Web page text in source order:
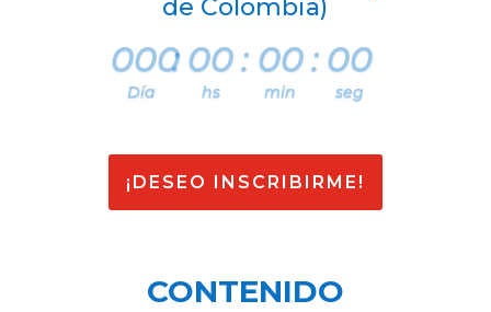
de Colombia)
000
Día
:00
hs
: 00
min
: 00
seg
¡DESEO INSCRIBIRME!
CONTENIDO